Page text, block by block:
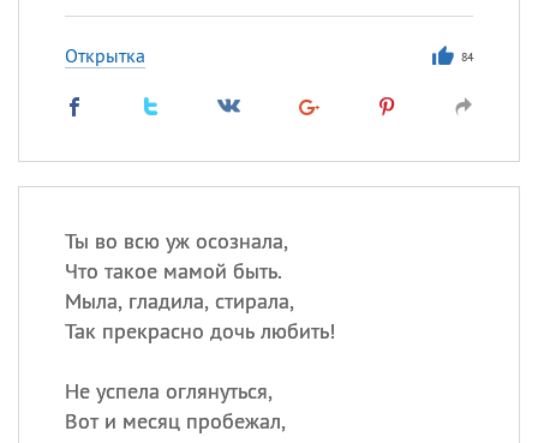
Открытка 84
Ты во всю уж осознала,
Что такое мамой быть.
Мыла, гладила, стирала,
Так прекрасно дочь любить!
Не успела оглянуться,
Вот и месяц пробежал,
происхождение